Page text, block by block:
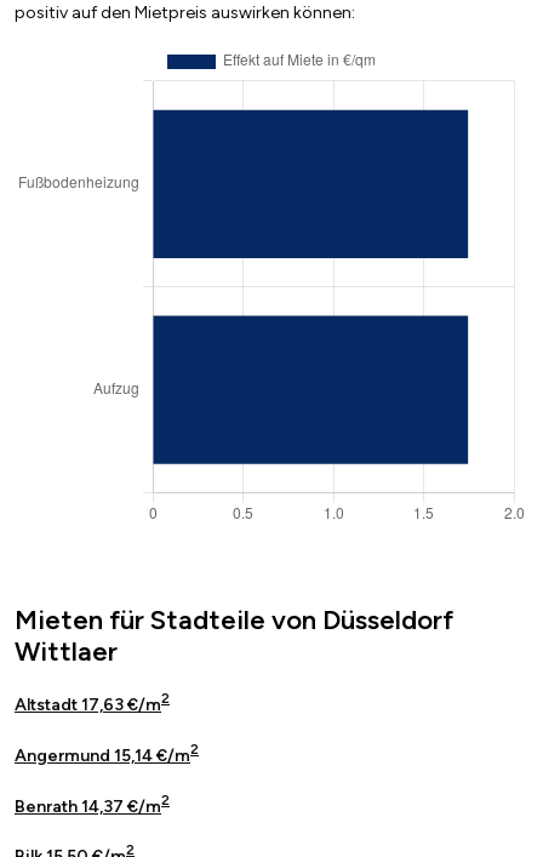
positiv auf den Mietpreis auswirken können:
Mieten für Stadteile von Düsseldorf
Wittlaer
Altstadt 17,63 €/m2
Angermund 15,14 €/m2
Benrath 14,37 €/m2
2